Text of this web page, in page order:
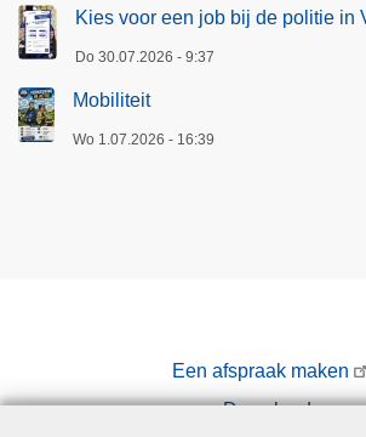
Kies voor een job bij de politie in
Do 30.07.2026 - 9:37
Mobiliteit
Wo 1.07.2026 - 16:39
Een afspraak maken
Downloads